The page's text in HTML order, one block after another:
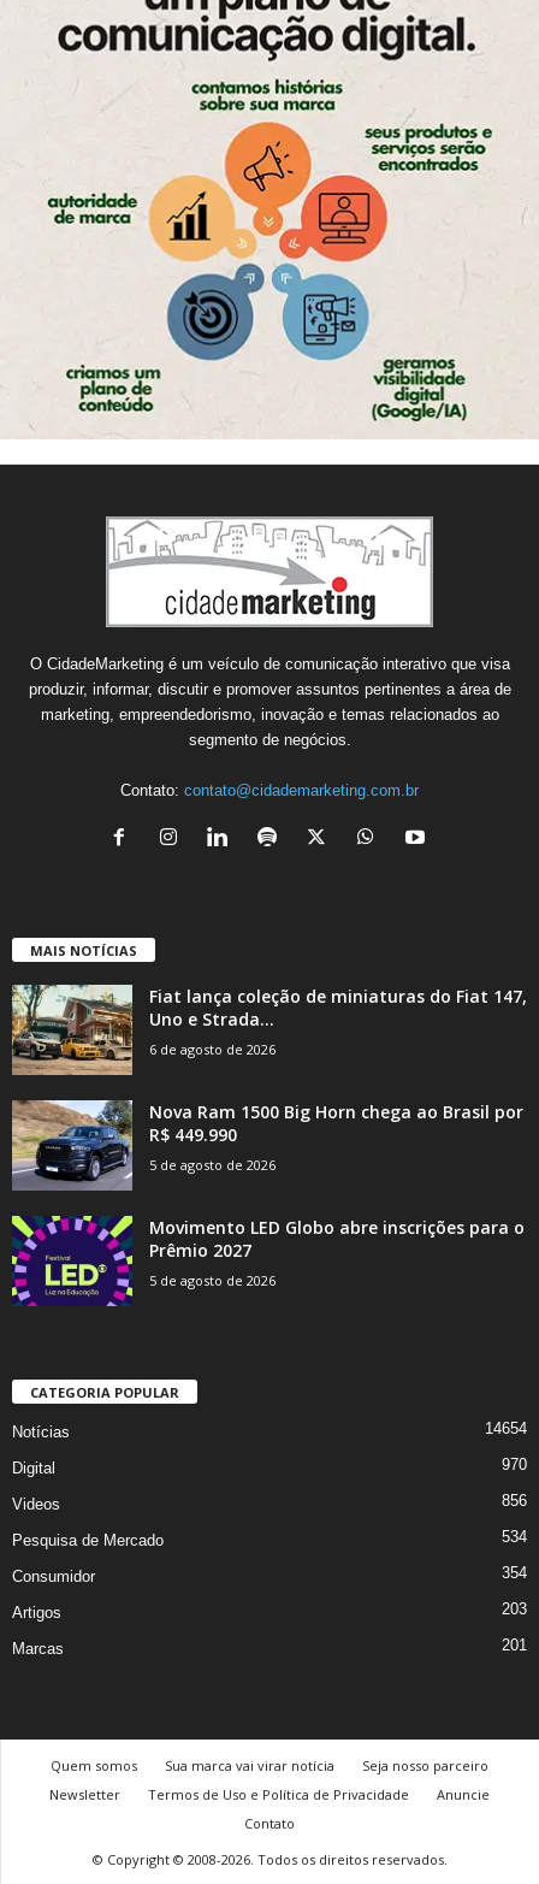
O CidadeMarketing é um veículo de comunicação interativo que visa
produzir, informar, discutir e promover assuntos pertinentes a área de
marketing, empreendedorismo, inovação e temas relacionados ao
segmento de negócios.
Contato: contato@cidademarketing.com.br
MAIS NOTÍCIAS
Fiat lança coleção de miniaturas do Fiat 147,
Uno e Strada...
6 de agosto de 2026
Nova Ram 1500 Big Horn chega ao Brasil por
R$ 449.990
5 de agosto de 2026
Movimento LED Globo abre inscrições para o
Prêmio 2027
5 de agosto de 2026
CATEGORIA POPULAR
Notícias 14654
Digital 970
Videos 856
Pesquisa de Mercado 534
Consumidor 354
Artigos 203
Marcas 201
Quem somos Sua marca vai virar notícia
Seja nosso parceiro
Newsletter
Termos de Uso e Política de Privacidade
Anuncie
Contato
© Copyright © 2008-2026. Todos os direitos reservados.